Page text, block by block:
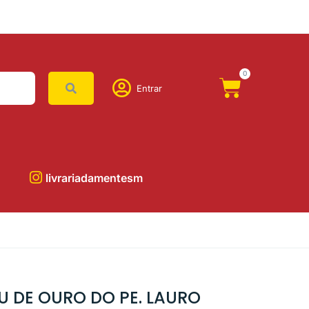
Entrar
0
livrariadamentesm
DE OURO DO PE. LAURO